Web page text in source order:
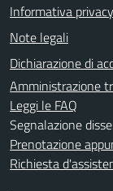
Informativa privacy
Note legali
Dichiarazione di
Amministrazione
Leggi le FAQ
Segnalazione
Prenotazione
Richiesta